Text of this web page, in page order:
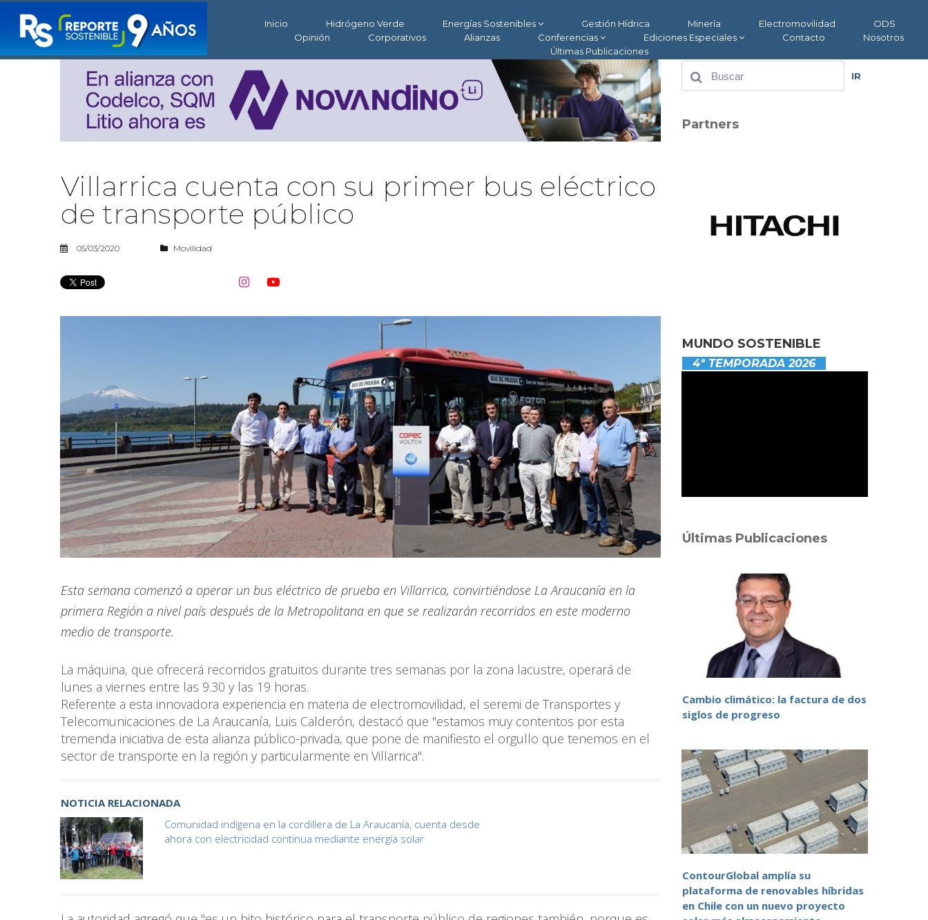
Inicio Hidrógeno Verde Energías Sostenibles Gestión Hídrica Minería Electromovilidad
ODS
Opinión
Corporativos Alianzas Conferencias Ediciones Especiales Contacto
Nosotros
Últimas Publicaciones
Villarrica cuenta con su primer bus eléctrico
de transporte público
05/03/2020 Movilidad
 
Esta semana comenzó a operar un bus eléctrico de prueba en Villarrica, convirtiéndose La Araucanía en la
primera Región a nivel país después de la Metropolitana en que se realizarán recorridos en este moderno
medio de transporte.
La máquina, que ofrecerá recorridos gratuitos durante tres semanas por la zona lacustre, operará de
lunes a viernes entre las 9.30 y las 19 horas.
Referente a esta innovadora experiencia en materia de electromovilidad, el seremi de Transportes y
Telecomunicaciones de La Araucanía, Luis Calderón, destacó que "estamos muy contentos por esta
tremenda iniciativa de esta alianza público-privada, que pone de manifiesto el orgullo que tenemos en el
sector de transporte en la región y particularmente en Villarrica".
NOTICIA RELACIONADA
Comunidad indígena en la cordillera de La Araucanía, cuenta desde
ahora con electricidad continua mediante energía solar
IR
Partners
MUNDO SOSTENIBLE
4ª TEMPORADA 2026
Últimas Publicaciones
Cambio climático: la factura de dos
siglos de progreso
ContourGlobal amplía su
plataforma de renovables híbridas
en Chile con un nuevo proyecto